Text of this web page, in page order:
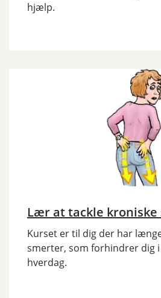
hjælp.
Lær at tackle
Kurset er til dig der har
smerter, som forhindrer dig i
hverdag.